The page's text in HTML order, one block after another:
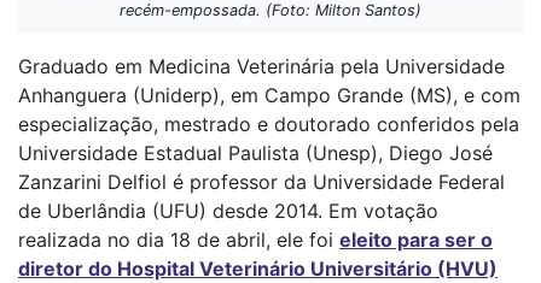
recém-empossada. (Foto: Milton Santos)
Graduado em Medicina Veterinária pela Universidade
Anhanguera (Uniderp), em Campo Grande (MS), e com
especialização, mestrado e doutorado conferidos pela
Universidade Estadual Paulista (Unesp), Diego José
Zanzarini Delfiol é professor da Universidade Federal
de Uberlândia (UFU) desde 2014. Em votação
realizada no dia 18 de abril, ele foi eleito para ser o
diretor do Hospital Veterinário Universitário (HVU)